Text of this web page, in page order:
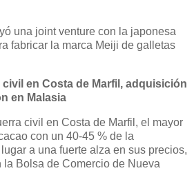
una joint venture con la japonesa
fabricar la marca Meiji de galletas
civil en Costa de Marfil, adquisición
en Malasia
civil en Costa de Marfil, el mayor
con un 40-45 % de la
a una fuerte alza en sus precios,
Bolsa de Comercio de Nueva